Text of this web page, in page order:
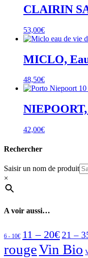
CLAIRIN
53,00€
MICLO,
48,50€
42,00€
Rechercher
Saisir un nom de produit
×
A voir aussi…
6 - 10€ 11 – 20€21 –
rougeVin Bio